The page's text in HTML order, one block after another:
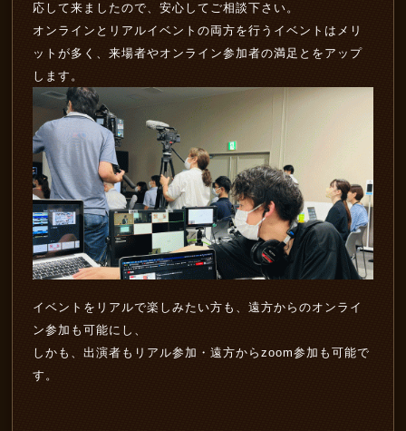
応して来ましたので、安心してご相談下さい。
オンラインとリアルイベントの両方を行うイベントはメリ
ットが多く、来場者やオンライン参加者の満足とをアップ
します。
イベントをリアルで楽しみたい方も、遠方からのオンライ
ン参加も可能にし、
しかも、出演者もリアル参加・遠方からzoom参加も可能で
す。